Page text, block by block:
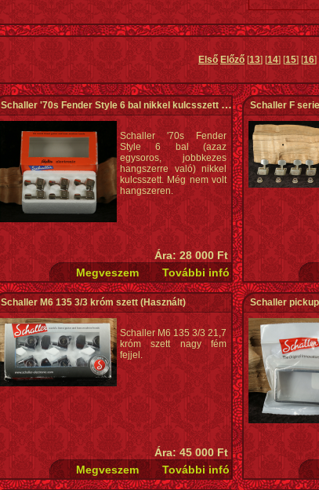
Első Előző [13] [14] [15] [16]
Schaller '70s Fender Style 6 bal nikkel kulcsszett(Használt)
Schaller '70s Fender
Style 6 bal (azaz
egysoros, jobbkezes
hangszerre való) nikkel
kulcsszett. Még nem volt
hangszeren.
Ára: 28 000 Ft
Schaller F
Schaller M6 135 3/3 króm szett (Használt)
Schaller M6 135 3/3 21,7
króm szett nagy fém
fejjel.
Ára: 45 000 Ft
Schaller